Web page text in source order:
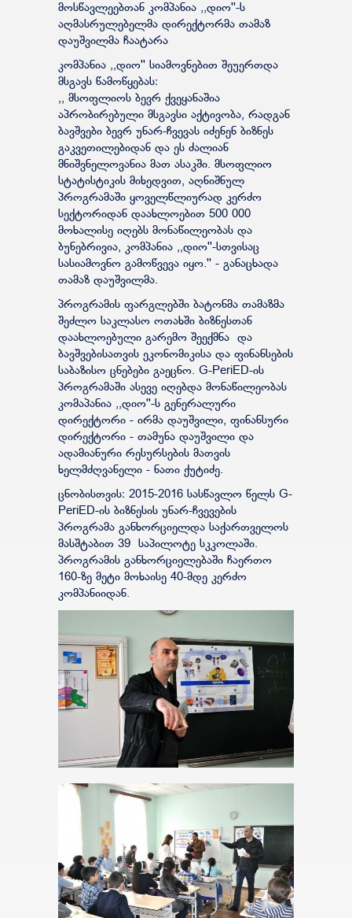
მოსწავლეებთან კომპანია ,,დიო''-ს
აღმასრულებელმა დირექტორმა თამაზ
დაუშვილმა ჩაატარა
კომპანია ,,დიო'' სიამოვნებით შეუერთდა
მსგავს წამოწყებას:
,, მსოფლიოს ბევრ ქვეყანაშია
აპრობირებული მსგავსი აქტივობა, რადგან
ბავშვები ბევრ უნარ-ჩვევას იძენენ ბიზნეს
გაკვეთილებიდან და ეს ძალიან
მნიშვნელოვანია მათ ასაკში. მსოფლიო
სტატისტიკის მიხედვით, აღნიშნულ
პროგრამაში ყოველწლიურად კერძო
სექტორიდან დაახლოებით 500 000
მოხალისე იღებს მონაწილეობას და
ბუნებრივია, კომპანია ,,დიო''-სთვისაც
სასიამოვნო გამოწვევა იყო.'' - განაცხადა
თამაზ დაუშვილმა.
პროგრამის ფარგლებში ბატონმა თამაზმა
შეძლო საკლასო ოთახში ბიზნესთან
დაახლოებული გარემო შეექმნა და
ბავშვებისათვის ეკონომიკისა და ფინანსების
საბაზისო ცნებები გაეცნო. G-PeriED-ის
პროგრამაში ასევე იღებდა მონაწილეობას
კომაპანია ,,დიო''-ს გენერალური
დირექტორი - ირმა დაუშვილი, ფინანსური
დირექტორი - თამუნა დაუშვილი და
ადამიანური რესურსების მათვის
ხელმძღვანელი - ნათი ქუტიძე.
ცნობისთვის: 2015-2016 სასწავლო წელს G-
PeriED-ის ბიზნესის უნარ-ჩვევების
პროგრამა განხორციელდა საქართველოს
მასშტაბით 39 საპილოტე სკკოლაში.
პროგრამის განხორციელებაში ჩაერთო
160-ზე მეტი მოხაისე 40-მდე კერძო
კომპანიიდან.